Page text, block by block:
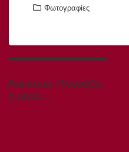
Φωτογραφίες
Πλοήγηση
Previous: Previous
Πλησιάζει
η μέρα……